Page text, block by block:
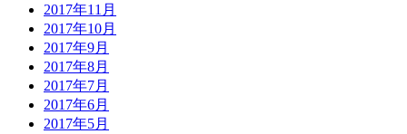
2017年11月
2017年10月
2017年9月
2017年8月
2017年7月
2017年6月
2017年5月